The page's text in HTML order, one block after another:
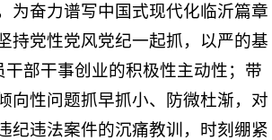
为奋力谱写中国式现代化临沂篇章
持党性党风党纪一起抓，以严的基
部干事创业的积极性主动性；带
向性问题抓早抓小、防微杜渐，对
纪违法案件的沉痛教训，时刻绷紧